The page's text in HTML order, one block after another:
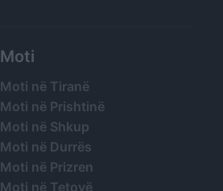
Moti
Moti në Tiranë
Moti në Prishtinë
Moti në Shkup
Moti në Durrës
Moti në Prizren
Moti në Tetovë